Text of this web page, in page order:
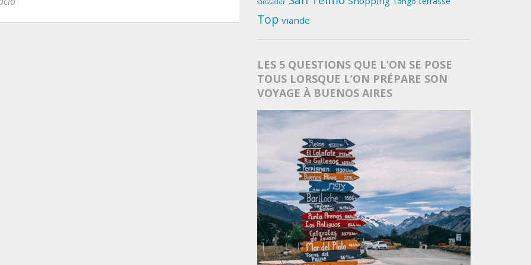
s'installer
Top viande
LES 5 QUESTIONS QUE L’ON SE POSE
TOUS LORSQUE L’ON PRÉPARE SON
VOYAGE À BUENOS AIRES